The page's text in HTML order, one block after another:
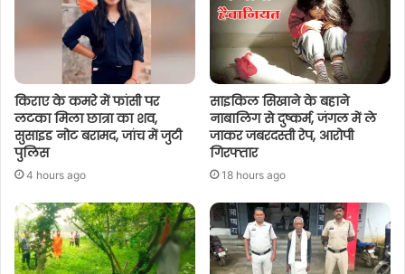
किराए के कमरे में फांसी पर
लटका मिला छात्रा का शव,
सुसाइड नोट बरामद, जांच में जुटी
पुलिस
4 hours ago
साइकिल सिखाने के बहाने
नाबालिग से दुष्कर्म, जंगल में ले
जाकर जबरदस्ती रेप, आरोपी
गिरफ्तार
18 hours ago